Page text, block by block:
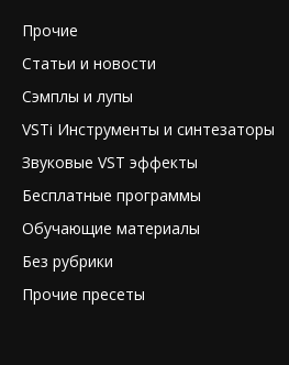
Прочие
Статьи и новости
Сэмплы и лупы
VSTi Инструменты и синтезаторы
Звуковые VST эффекты
Бесплатные программы
Обучающие материалы
Без рубрики
Прочие пресеты